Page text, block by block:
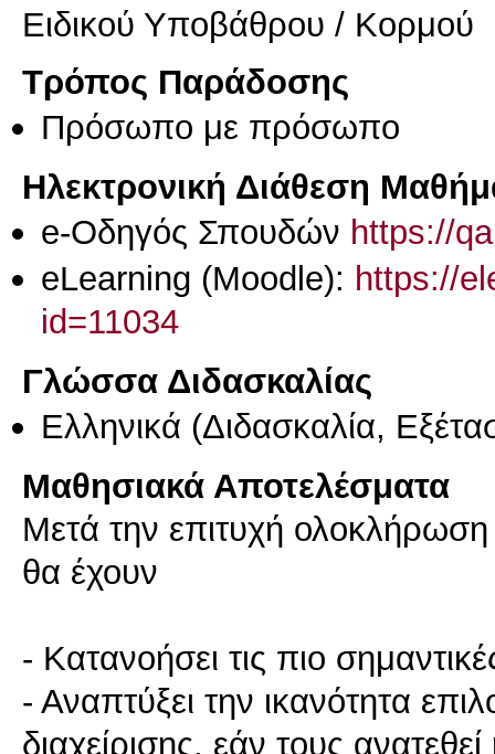
Ειδικού Υποβάθρου / Κορμού
Τρόπος Παράδοσης
Πρόσωπο με πρόσωπο
Ηλεκτρονική Διάθεση
e-Οδηγός Σπουδών https://
eLearning (Moodle): https://
id=11034
Γλώσσα Διδασκαλίας
Ελληνικά (Διδασκαλία,
Μαθησιακά Αποτελέσματα
Μετά την επιτυχή ολοκλήρωση
θα έχουν
- Κατανοήσει τις πιο
- Αναπτύξει την ικανότητα
διαχείρισης, εάν τους